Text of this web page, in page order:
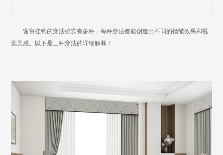
窗帘挂钩的穿法确实有多种，每种穿法都能创造出不同的褶皱效果和视
觉美感。以下是三种穿法的详细解释：